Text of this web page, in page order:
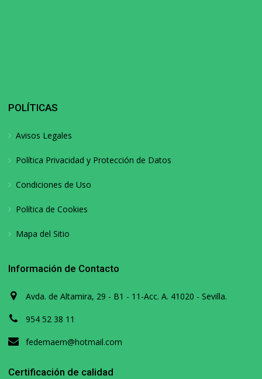
POLÍTICAS
Avisos Legales
Política Privacidad y Protección de Datos
Condiciones de Uso
Política de Cookies
Mapa del Sitio
Información de Contacto
Avda. de Altamira, 29 - B1 - 11-Acc. A. 41020 - Sevilla.
954 52 38 11
fedemaem@hotmail.com
Certificación de calidad